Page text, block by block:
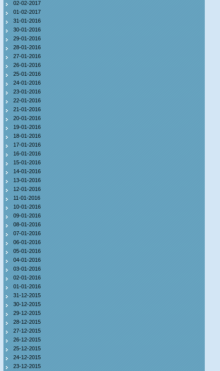
02-02-2017
01-02-2017
31-01-2016
30-01-2016
29-01-2016
28-01-2016
27-01-2016
26-01-2016
25-01-2016
24-01-2016
23-01-2016
22-01-2016
21-01-2016
20-01-2016
19-01-2016
18-01-2016
17-01-2016
16-01-2016
15-01-2016
14-01-2016
13-01-2016
12-01-2016
11-01-2016
10-01-2016
09-01-2016
08-01-2016
07-01-2016
06-01-2016
05-01-2016
04-01-2016
03-01-2016
02-01-2016
01-01-2016
31-12-2015
30-12-2015
29-12-2015
28-12-2015
27-12-2015
26-12-2015
25-12-2015
24-12-2015
23-12-2015